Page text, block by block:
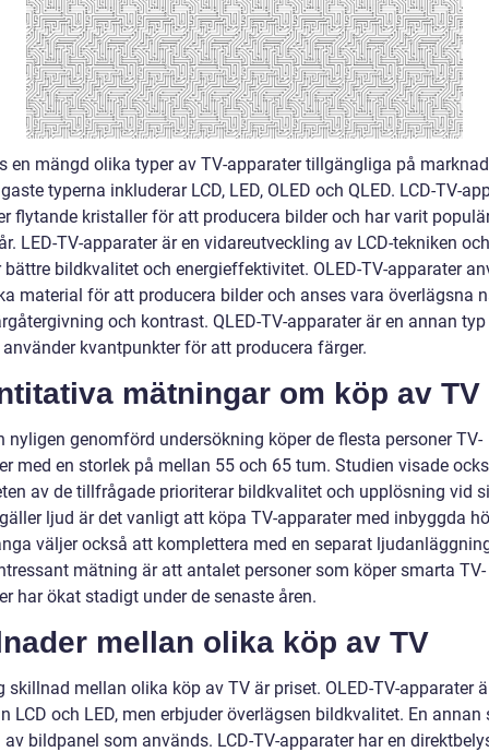
en mängd olika typer av TV-apparater tillgängliga på
typerna inkluderar LCD, LED, OLED och QLED. LCD-TV-
flytande kristaller för att producera bilder och har varit
LED-TV-apparater är en vidareutveckling av LCD-tekniken och
bättre bildkvalitet och energieffektivitet. OLED-TV-apparater
material för att producera bilder och anses vara överlägsna
och kontrast. QLED-TV-apparater är en annan typ
kvantpunkter för att producera färger.
mätningar om köp av TV
nyligen genomförd undersökning köper de flesta personer TV-
med en storlek på mellan 55 och 65 tum. Studien visade
av de tillfrågade prioriterar bildkvalitet och upplösning vid
ljud är det vanligt att köpa TV-apparater med inbyggda
väljer också att komplettera med en separat
mätning är att antalet personer som köper smarta TV-
har ökat stadigt under de senaste åren.
mellan olika köp av TV
skillnad mellan olika köp av TV är priset. OLED-TV-apparater
LCD och LED, men erbjuder överlägsen bildkvalitet. En annan
av bildpanel som används. LCD-TV-apparater har en